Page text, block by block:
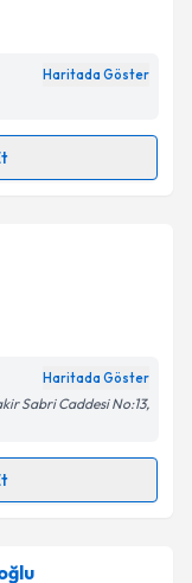
belirtilen
Haritada Göster
talebi oluşturun.
bir takvim
Aydınlatma
belirtilen
Haritada Göster
Sabri Caddesi No:13,
takvimi talebi